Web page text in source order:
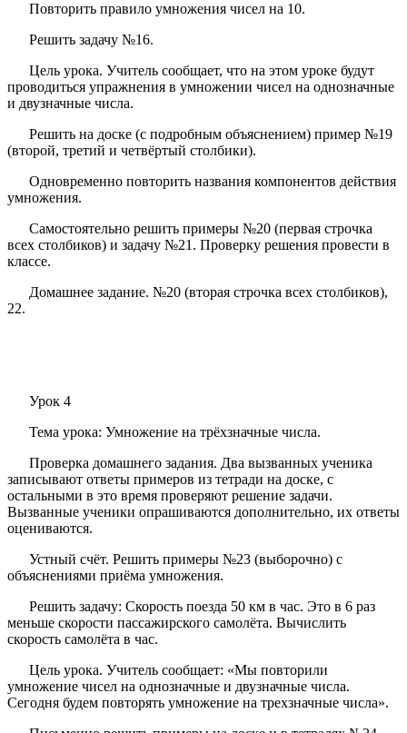
Повторить правило умножения чисел на 10.
Решить задачу №16.
Цель урока. Учитель сообщает, что на этом уроке будут
проводиться упражнения в умножении чисел на однозначные
и двузначные числа.
Решить на доске (с подробным объяснением) пример №19
(второй, третий и четвёртый столбики).
Одновременно повторить названия компонентов действия
умножения.
Самостоятельно решить примеры №20 (первая строчка
всех столбиков) и задачу №21. Проверку решения провести в
классе.
Домашнее задание. №20 (вторая строчка всех столбиков),
22.
Урок 4
Тема урока: Умножение на трёхзначные числа.
Проверка домашнего задания. Два вызванных ученика
записывают ответы примеров из тетради на доске, с
остальными в это время проверяют решение задачи.
Вызванные ученики опрашиваются дополнительно, их ответы
оцениваются.
Устный счёт. Решить примеры №23 (выборочно) с
объяснениями приёма умножения.
Решить задачу: Скорость поезда 50 км в час. Это в 6 раз
меньше скорости пассажирского самолёта. Вычислить
скорость самолёта в час.
Цель урока. Учитель сообщает: «Мы повторили
умножение чисел на однозначные и двузначные числа.
Сегодня будем повторять умножение на трехзначные числа».